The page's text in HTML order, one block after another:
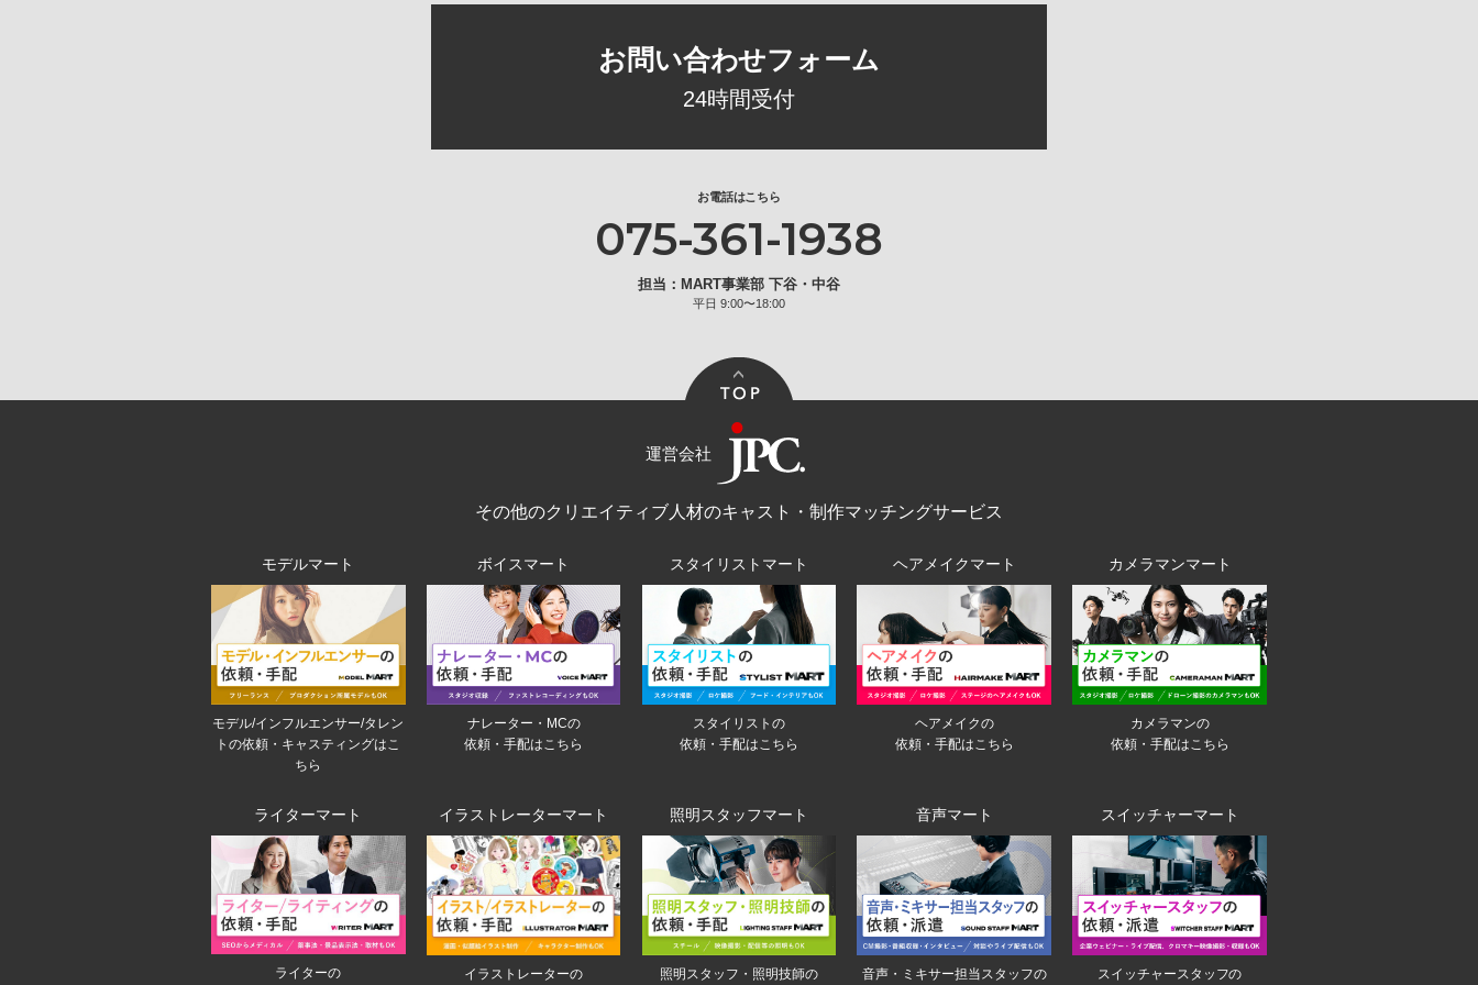
お問い合わせフォーム
24時間受付
お電話はこちら
075-361-1938
担当：MART事業部 下谷・中谷
平日 9:00〜18:00
運営会社
その他のクリエイティブ人材のキャスト・制作マッチングサービス
モデルマート
モデル/インフルエンサー/タレン
トの依頼・キャスティングはこ
ちら
ボイスマート
ナレーター・MCの
依頼・手配はこちら
スタイリストマート
スタイリストの
依頼・手配はこちら
ヘアメイクマート
ヘアメイクの
依頼・手配はこちら
カメラマンマート
カメラマンの
依頼・手配はこちら
ライターマート
ライターの
イラストレーターマート
イラストレーターの
照明スタッフマート
照明スタッフ・照明技師の
音声マート
音声・ミキサー担当スタッフの
スイッチャーマート
スイッチャースタッフの